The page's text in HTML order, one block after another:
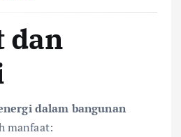
dan
dalam bangunan
manfaat: